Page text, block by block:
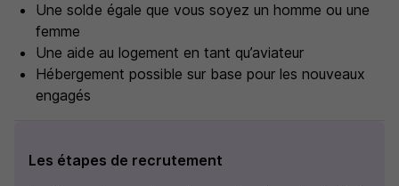
Une solde égale que vous soyez un homme ou une
femme
Une aide au logement en tant qu’aviateur
Hébergement possible sur base pour les nouveaux
engagés
Les étapes de recrutement